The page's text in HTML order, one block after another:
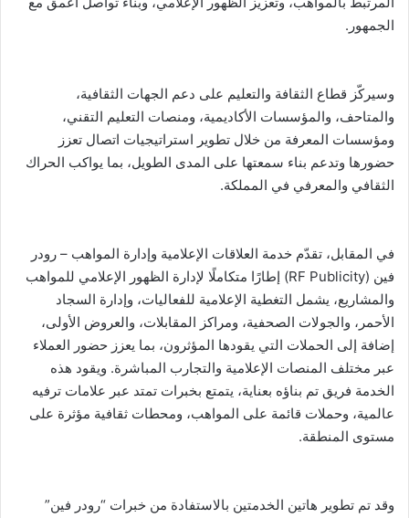
الجمهور.
وسيركّز قطاع الثقافة والتعليم على دعم الجهات الثقافية،
والمتاحف، والمؤسسات الأكاديمية، ومنصات التعليم التقني،
ومؤسسات المعرفة من خلال تطوير استراتيجيات اتصال تعزز
حضورها وتدعم بناء سمعتها على المدى الطويل، بما يواكب الحراك
الثقافي والمعرفي في المملكة.
في المقابل، تقدّم خدمة العلاقات الإعلامية وإدارة المواهب – رودر
فين (RF Publicity) إطارًا متكاملًا لإدارة الظهور الإعلامي للمواهب
والمشاريع، يشمل التغطية الإعلامية للفعاليات، وإدارة السجاد
الأحمر، والجولات الصحفية، ومراكز المقابلات، والعروض الأولى،
إضافة إلى الحملات التي يقودها المؤثرون، بما يعزز حضور العملاء
عبر مختلف المنصات الإعلامية والتجارب المباشرة. ويقود هذه
الخدمة فريق تم بناؤه بعناية، يتمتع بخبرات تمتد عبر علامات ترفيه
عالمية، وحملات قائمة على المواهب، ومحطات ثقافية مؤثرة على
مستوى المنطقة.
وقد تم تطوير هاتين الخدمتين بالاستفادة من خبرات “رودر فين”